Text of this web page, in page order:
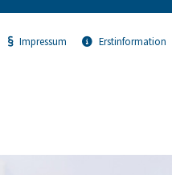
Impressum Erstinformation